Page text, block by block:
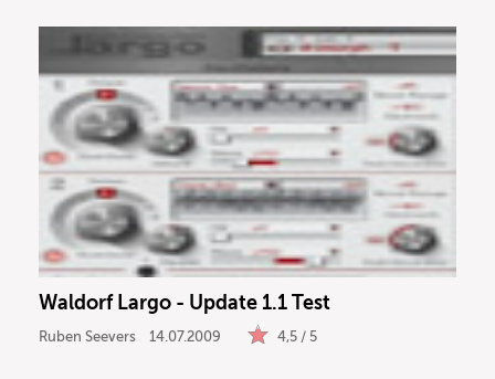
Waldorf Largo - Update 1.1 Test
Ruben Seevers 14.07.2009 4,5 / 5